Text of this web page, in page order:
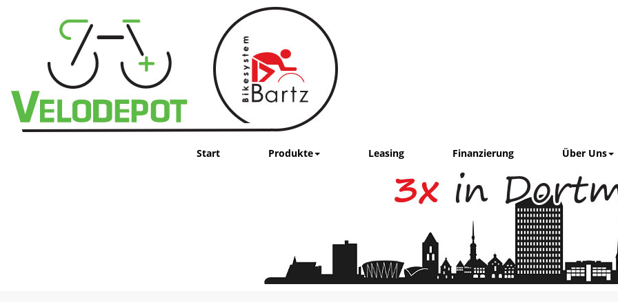
Start Produkte Leasing Finanzierung Über Uns